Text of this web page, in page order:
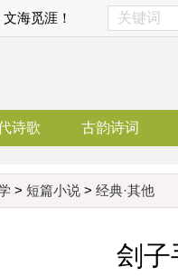
海觅涯！
诗歌 古韵诗词
> 短篇小说 > 经典·其他
刽子